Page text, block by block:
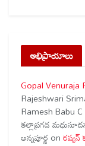
అభిప్రాయాలు
Gopal Venuraja
Rajeshwari
Ramesh Babu C
తల్లాప్రగడ
అన్నపూర్ణ on